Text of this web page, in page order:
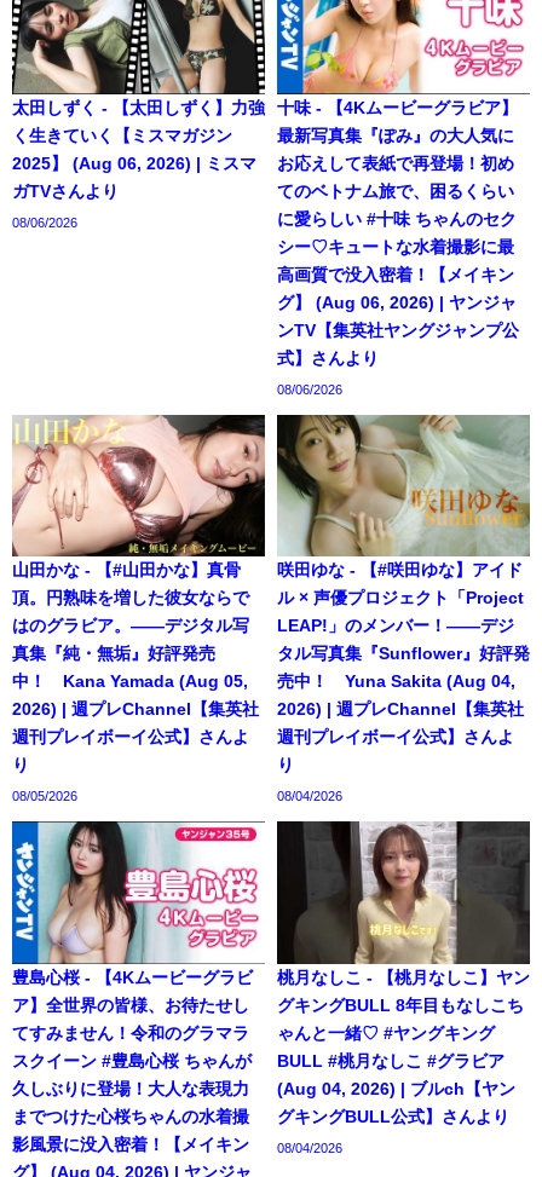
太田しずく - 【太田しずく】力強
く生きていく【ミスマガジン
2025】 (Aug 06, 2026) | ミスマ
ガTVさんより
08/06/2026
十味 - 【4Kムービーグラビア】
最新写真集『ぽみ』の大人気に
お応えして表紙で再登場！初め
てのベトナム旅で、困るくらい
に愛らしい #十味 ちゃんのセク
シー♡キュートな水着撮影に最
高画質で没入密着！【メイキン
グ】 (Aug 06, 2026) | ヤンジャ
ンTV【集英社ヤングジャンプ公
式】さんより
08/06/2026
山田かな - 【#山田かな】真骨
頂。円熟味を増した彼女ならで
はのグラビア。――デジタル写
真集『純・無垢』好評発売
中！ Kana Yamada (Aug 05,
2026) | 週プレChannel【集英社
週刊プレイボーイ公式】さんよ
り
08/05/2026
咲田ゆな - 【#咲田ゆな】アイド
ル × 声優プロジェクト「Project
LEAP!」のメンバー！――デジ
タル写真集『Sunflower』好評発
売中！ Yuna Sakita (Aug 04,
2026) | 週プレChannel【集英社
週刊プレイボーイ公式】さんよ
り
08/04/2026
豊島心桜 - 【4Kムービーグラビ
ア】全世界の皆様、お待たせし
てすみません！令和のグラマラ
スクイーン #豊島心桜 ちゃんが
久しぶりに登場！大人な表現力
までつけた心桜ちゃんの水着撮
影風景に没入密着！【メイキン
グ】 (Aug 04, 2026) | ヤンジャ
桃月なしこ - 【桃月なしこ】ヤン
グキングBULL 8年目もなしこち
ゃんと一緒♡ #ヤングキング
BULL #桃月なしこ #グラビア
(Aug 04, 2026) | ブルch【ヤン
グキングBULL公式】さんより
08/04/2026